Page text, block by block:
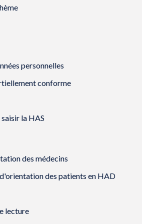
e
n
ê
r
)
ê
t
e
ê
)
personnelles
conforme
saisir la HAS
des médecins
des patients en HAD
lecture